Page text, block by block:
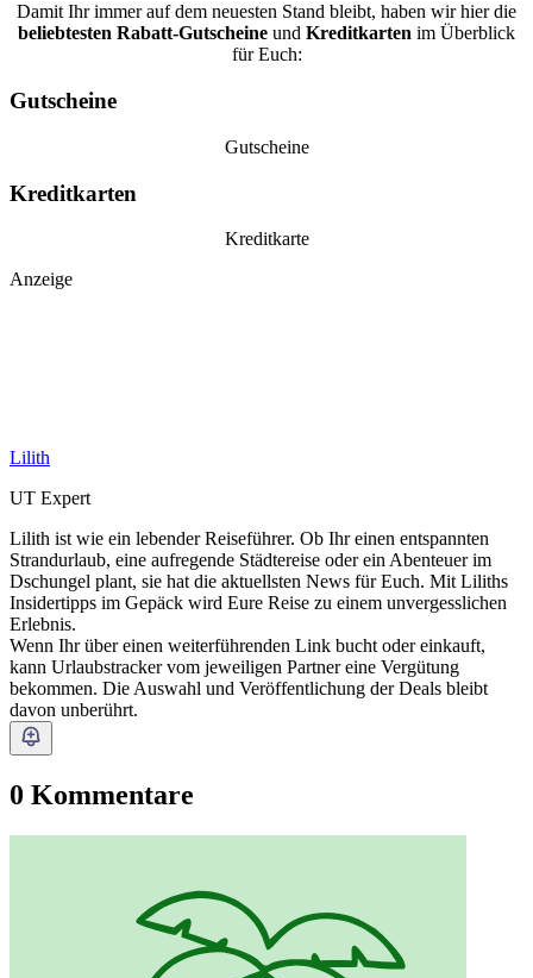
Damit Ihr immer auf dem neuesten Stand bleibt, haben wir hier die
beliebtesten Rabatt-Gutscheine und Kreditkarten im Überblick
für Euch:
Gutscheine
Gutscheine
Kreditkarten
Kreditkarte
Anzeige
Lilith
UT Expert
Lilith ist wie ein lebender Reiseführer. Ob Ihr einen entspannten
Strandurlaub, eine aufregende Städtereise oder ein Abenteuer im
Dschungel plant, sie hat die aktuellsten News für Euch. Mit Liliths
Insidertipps im Gepäck wird Eure Reise zu einem unvergesslichen
Erlebnis.
Wenn Ihr über einen weiterführenden Link bucht oder einkauft,
kann Urlaubstracker vom jeweiligen Partner eine Vergütung
bekommen. Die Auswahl und Veröffentlichung der Deals bleibt
davon unberührt.
0 Kommentare